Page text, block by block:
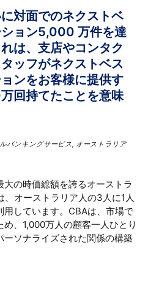
に対面でのネクストベ
ョン5,000 万件を達
は、支店やコンタク
ッフがネクストベス
ンをお客様に提供す
回持てたことを意味
バンキングサービス, オーストラリア
の時価総額を誇るオーストラ
、オーストラリア人の3人に1人
用しています。CBAは、市場で
、1,000万人の顧客一人ひとり
ーソナライズされた関係の構築